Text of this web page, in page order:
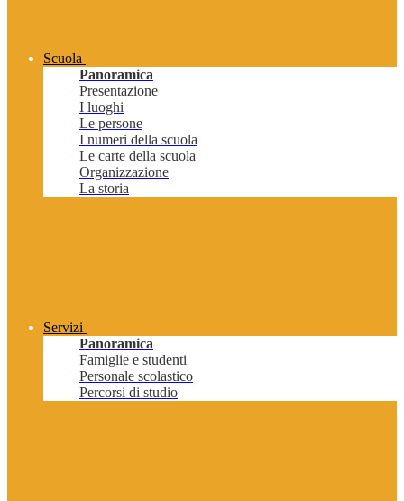
Scuola
Panoramica
Presentazione
I luoghi
Le persone
I numeri della scuola
Le carte della scuola
Organizzazione
La storia
Servizi
Panoramica
Famiglie e studenti
Personale scolastico
Percorsi di studio